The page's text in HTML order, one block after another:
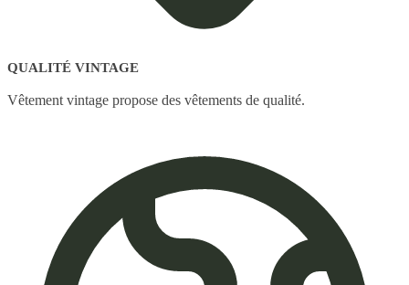
QUALITÉ VINTAGE
Vêtement vintage propose des vêtements de qualité.